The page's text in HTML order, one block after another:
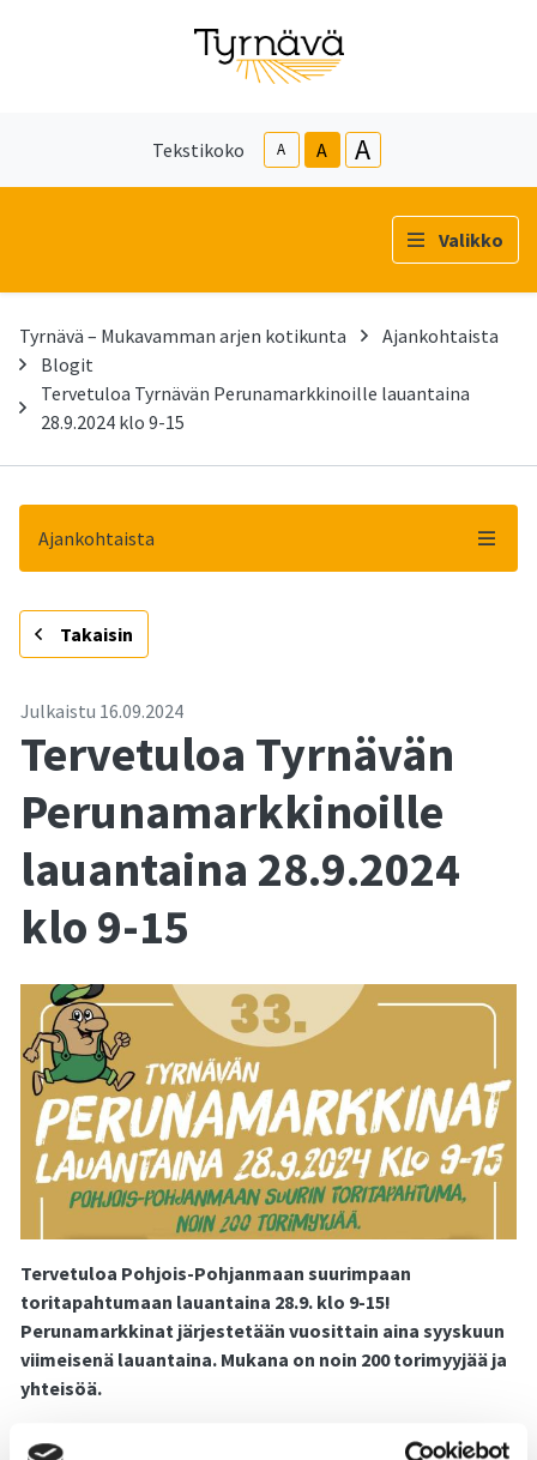
Tekstikoko A A A
Valikko
Tyrnävä – Mukavamman arjen kotikunta
Ajankohtaista
Blogit
Tervetuloa Tyrnävän Perunamarkkinoille lauantaina
28.9.2024 klo 9-15
Ajankohtaista
- Takaisin
Julkaistu 16.09.2024
Tervetuloa Tyrnävän
Perunamarkkinoille
lauantaina 28.9.2024
klo 9-15
Tervetuloa Pohjois-Pohjanmaan suurimpaan
toritapahtumaan lauantaina 28.9. klo 9-15!
Perunamarkkinat järjestetään vuosittain aina syyskuun
viimeisenä lauantaina. Mukana on noin 200 torimyyjää ja
yhteisöä.
Seuraa tapahtuman päivittyvää Facebook-